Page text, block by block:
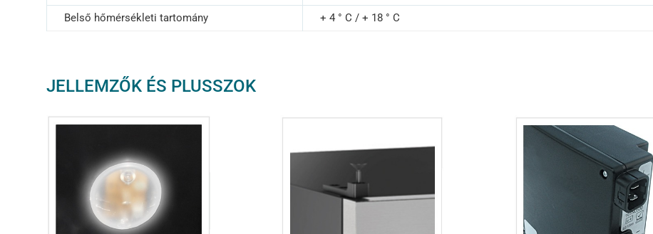
Belső hőmérsékleti tartomány
+ 4 ° C / + 18 ° C
JELLEMZŐK ÉS PLUSSZOK